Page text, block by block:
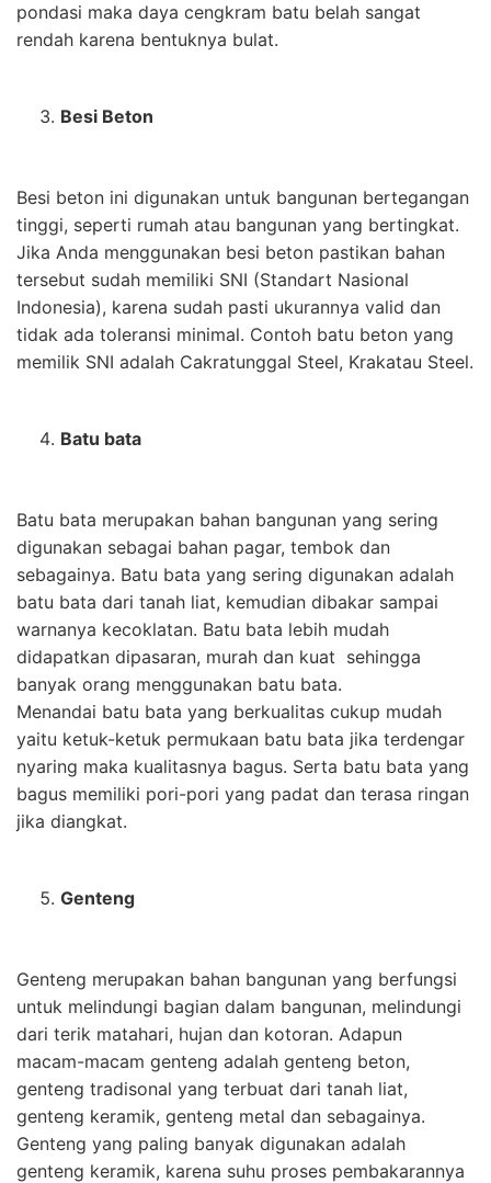
pondasi maka daya cengkram batu belah sangat
rendah karena bentuknya bulat.
Besi Beton
Besi beton ini digunakan untuk bangunan bertegangan
tinggi, seperti rumah atau bangunan yang bertingkat.
Jika Anda menggunakan besi beton pastikan bahan
tersebut sudah memiliki SNI (Standart Nasional
Indonesia), karena sudah pasti ukurannya valid dan
tidak ada toleransi minimal. Contoh batu beton yang
memilik SNI adalah Cakratunggal Steel, Krakatau Steel.
Batu bata
Batu bata merupakan bahan bangunan yang sering
digunakan sebagai bahan pagar, tembok dan
sebagainya. Batu bata yang sering digunakan adalah
batu bata dari tanah liat, kemudian dibakar sampai
warnanya kecoklatan. Batu bata lebih mudah
didapatkan dipasaran, murah dan kuat sehingga
banyak orang menggunakan batu bata.
Menandai batu bata yang berkualitas cukup mudah
yaitu ketuk-ketuk permukaan batu bata jika terdengar
nyaring maka kualitasnya bagus. Serta batu bata yang
bagus memiliki pori-pori yang padat dan terasa ringan
jika diangkat.
Genteng
Genteng merupakan bahan bangunan yang berfungsi
untuk melindungi bagian dalam bangunan, melindungi
dari terik matahari, hujan dan kotoran. Adapun
macam-macam genteng adalah genteng beton,
genteng tradisonal yang terbuat dari tanah liat,
genteng keramik, genteng metal dan sebagainya.
Genteng yang paling banyak digunakan adalah
genteng keramik, karena suhu proses pembakarannya